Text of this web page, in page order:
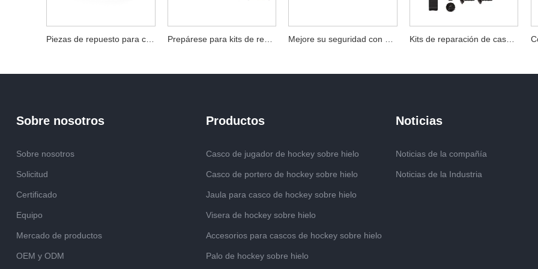
Prepárese para kits de reparación de cascos de hockey de seguridad
Sobre nosotros
Sobre nosotros
Solicitud
Certificado
Equipo
Mercado de productos
OEM y ODM
Productos
Casco de jugador de hockey sobre hielo
Casco de portero de hockey sobre hielo
Jaula para casco de hockey sobre hielo
Visera de hockey sobre hielo
Accesorios para cascos de hockey sobre hielo
Palo de hockey sobre hielo
Noticias
Noticias de la compañía
Noticias de la Industria